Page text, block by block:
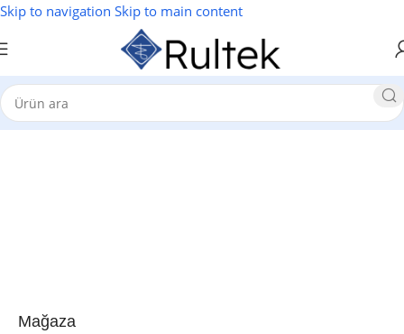
Skip to navigation Skip to main content
Mağaza